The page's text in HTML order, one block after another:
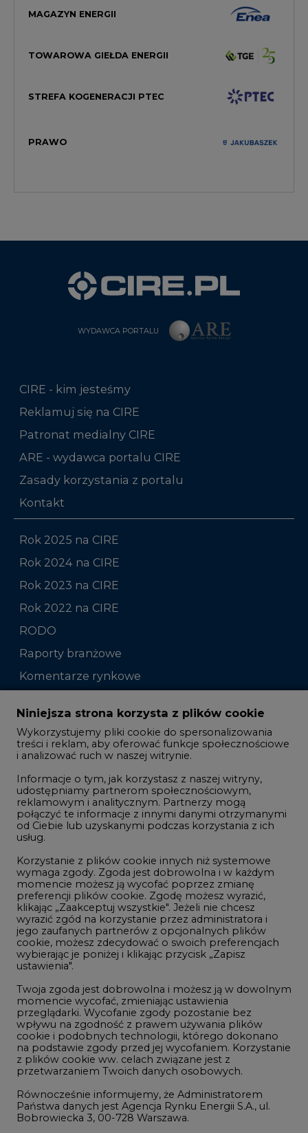
MAGAZYN ENERGII
TOWAROWA GIEŁDA ENERGII
STREFA KOGENERACJI PTEC
PRAWO
WYDAWCA PORTALU
CIRE - kim jesteśmy
Reklamuj się na CIRE
Patronat medialny CIRE
ARE - wydawca portalu CIRE
Zasady korzystania z portalu
Kontakt
Rok 2025 na CIRE
Rok 2024 na CIRE
Rok 2023 na CIRE
Rok 2022 na CIRE
RODO
Raporty branżowe
Komentarze rynkowe
Zmiany kadrowe na rynku
Studio CIRE
Rozmowy o energetyce
Gospodarka
Geopolityka
LTE450
Innowacje i AI
Telekomunikacja i IT
Handel emisjami CO2
Wodór
Górnictwo
Atom
Fotowoltaika
Offshore wind
Zielone samorządy
Zielona gospodarka
Niniejsza strona korzysta z plików cookie
Wykorzystujemy pliki cookie do spersonalizowania
treści i reklam, aby oferować funkcje społecznościowe
i analizować ruch w naszej witrynie.
Informacje o tym, jak korzystasz z naszej witryny,
udostępniamy partnerom społecznościowym,
reklamowym i analitycznym. Partnerzy mogą
połączyć te informacje z innymi danymi otrzymanymi
od Ciebie lub uzyskanymi podczas korzystania z ich
usług.
Korzystanie z plików cookie innych niż systemowe
wymaga zgody. Zgoda jest dobrowolna i w każdym
momencie możesz ją wycofać poprzez zmianę
preferencji plików cookie. Zgodę możesz wyrazić,
klikając „Zaakceptuj wszystkie". Jeżeli nie chcesz
wyrazić zgód na korzystanie przez administratora i
jego zaufanych partnerów z opcjonalnych plików
cookie, możesz zdecydować o swoich preferencjach
wybierając je poniżej i klikając przycisk „Zapisz
ustawienia".
Twoja zgoda jest dobrowolna i możesz ją w dowolnym
momencie wycofać, zmieniając ustawienia
przeglądarki. Wycofanie zgody pozostanie bez
wpływu na zgodność z prawem używania plików
cookie i podobnych technologii, którego dokonano
na podstawie zgody przed jej wycofaniem. Korzystanie
z plików cookie ww. celach związane jest z
przetwarzaniem Twoich danych osobowych.
Równocześnie informujemy, że Administratorem
Państwa danych jest Agencja Rynku Energii S.A., ul.
Bobrowiecka 3, 00-728 Warszawa.